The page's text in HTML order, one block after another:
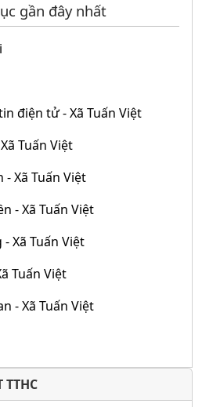
gần đây nhất
điện tử - Xã Tuấn Việt
Tuấn Việt
Xã Tuấn Việt
- Xã Tuấn Việt
Xã Tuấn Việt
Tuấn Việt
- Xã Tuấn Việt
TTHC